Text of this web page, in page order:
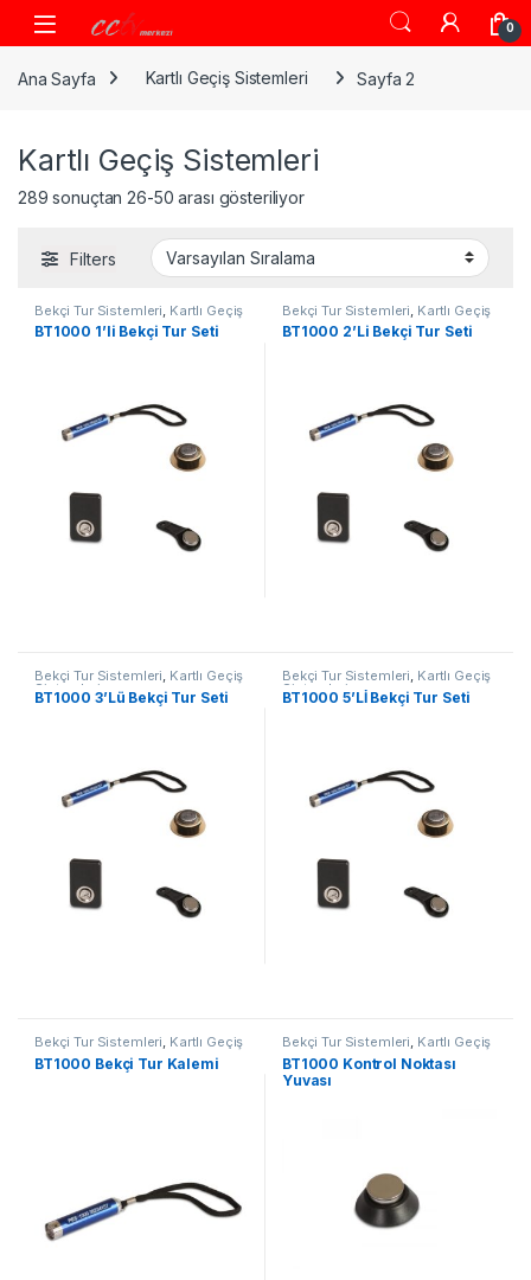
Skip to navigation
Skip to content
0
Ana Sayfa Kartlı Geçiş Sistemleri Sayfa 2
Kartlı Geçiş Sistemleri
289 sonuçtan 26-50 arası gösteriliyor
Filters
Bekçi Tur Sistemleri Kartlı Geçiş
Sistemleri
BT1000 1’li Bekçi Tur Seti
Bekçi Tur Sistemleri Kartlı Geçiş
Sistemleri
BT1000 2’Li Bekçi Tur Seti
Bekçi Tur Sistemleri, Kartlı Geçiş
Sistemleri
BT1000 3’Lü Bekçi Tur Seti
Bekçi Tur Sistemleri, Kartlı Geçiş
Sistemleri
BT1000 5’Lİ Bekçi Tur Seti
Bekçi Tur Sistemleri, Kartlı Geçiş
Sistemleri
BT1000 Bekçi Tur Kalemi
Bekçi Tur Sistemleri, Kartlı Geçiş
Sistemleri
BT1000 Kontrol Noktası
Yuvası